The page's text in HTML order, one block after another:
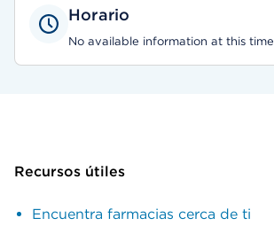
Horario
No available information at this time
Recursos útiles
Encuentra farmacias cerca de ti